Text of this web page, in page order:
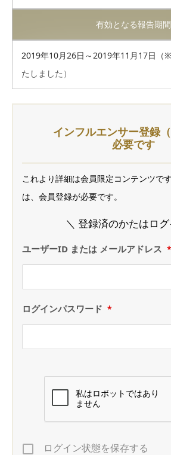
有効となる報告期間
2019年10月26日～2019年11月17日（
たしました）
インフルエンサー登録
必要です
これより詳細は会員限定コンテンツで
は、会員登録が必要です。
＼ 登録済のかたはロ
ユーザーID または メールアドレス *
ログインパスワード *
ログイン状態を保存する